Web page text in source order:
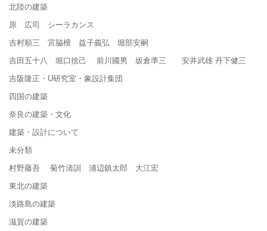
北陸の建築
原 広司 シーラカンス
吉村順三 宮脇檀 益子義弘 堀部安嗣
吉田五十八 堀口捨己 前川國男 坂倉準三 安井武雄 丹下健三
吉阪隆正・U研究室・象設計集団
四国の建築
奈良の建築・文化
建築・設計について
未分類
村野藤吾 菊竹清訓 浦辺鎮太郎 大江宏
東北の建築
淡路島の建築
滋賀の建築